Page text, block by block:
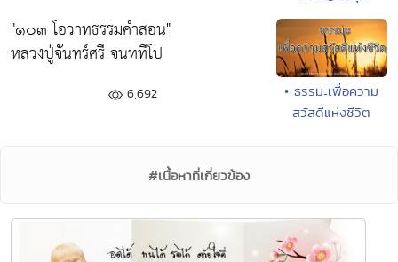
"๑๐๓ โอวาทธรรมคำสอน"
หลวงปู่จันทร์ศรี จนฺททีโป
6,692
• ธรรมะเพื่อความ
สวัสดีแห่งชีวิต
#เนื้อหาที่เกี่ยวข้อง